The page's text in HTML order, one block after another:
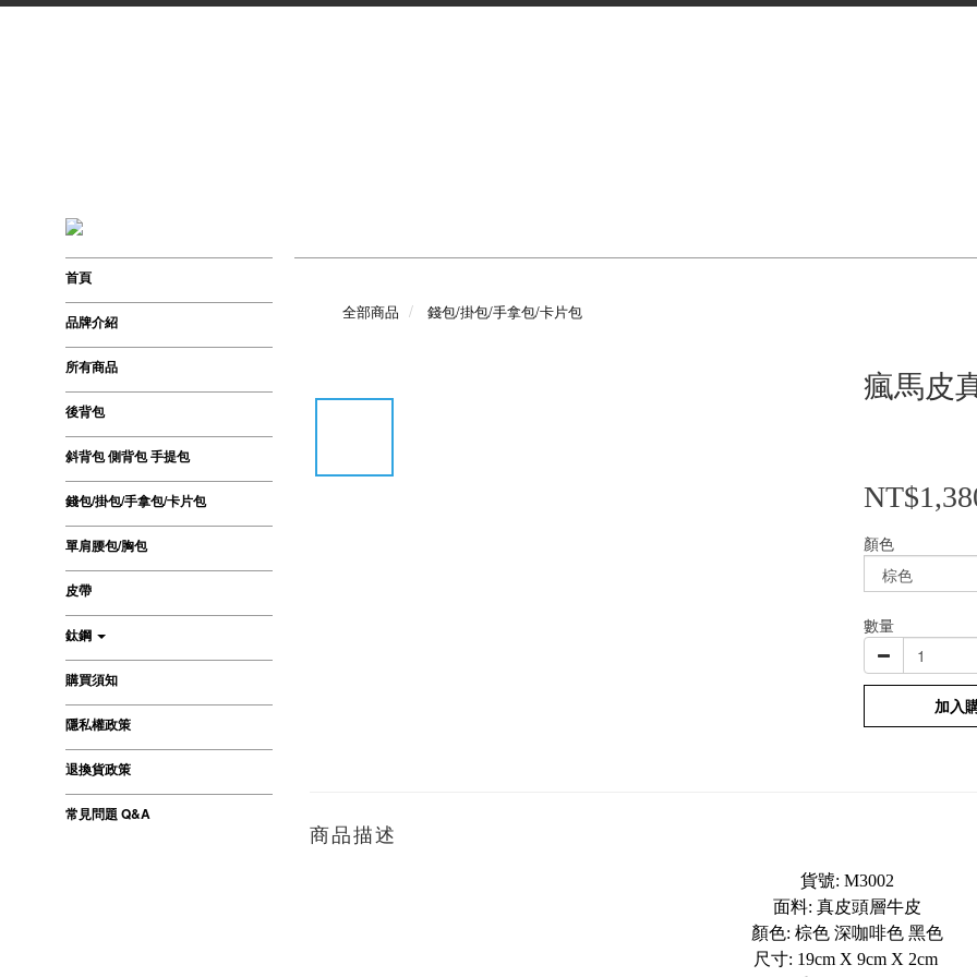
首頁
品牌介紹
所有商品
後背包
斜背包 側背包 手提包
錢包/掛包/手拿包/卡片包
單肩腰包/胸包
皮帶
鈦鋼
購買須知
隱私權政策
退換貨政策
常見問題 Q&A
全部商品 錢包/掛包/手拿包/卡片包
瘋馬皮
顏色
數量
加入
商品描述
貨號: M3002
面料: 真皮頭層牛皮
顏色: 棕色 深咖啡色 黑色
尺寸: 19cm X 9cm X 2cm